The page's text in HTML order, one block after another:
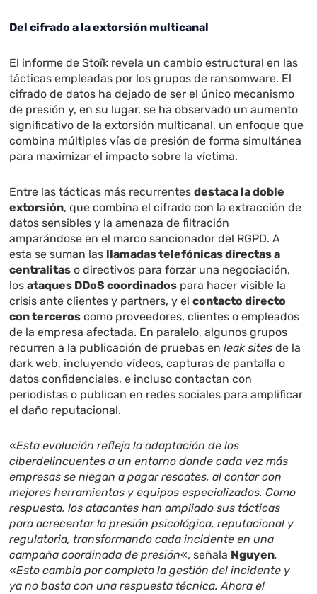
Del cifrado a la extorsión multicanal
El informe de Stoïk revela un cambio estructural en las
tácticas empleadas por los grupos de ransomware. El
cifrado de datos ha dejado de ser el único mecanismo
de presión y, en su lugar, se ha observado un aumento
significativo de la extorsión multicanal, un enfoque que
combina múltiples vías de presión de forma simultánea
para maximizar el impacto sobre la víctima.
Entre las tácticas más recurrentesdestaca la doble
extorsión, que combina el cifrado con la extracción de
datos sensibles y la amenaza de filtración
amparándose en el marco sancionador del RGPD. A
esta se suman las llamadas telefónicas directas a
centralitas o directivos para forzar una negociación,
losataques DDoS coordinados para hacer visible la
crisis ante clientes y partners, y elcontacto directo
con terceros como proveedores, clientes o empleados
de la empresa afectada. En paralelo, algunos grupos
recurren a la publicación de pruebas enleak sites de la
dark web, incluyendo vídeos, capturas de pantalla o
datos confidenciales, e incluso contactan con
periodistas o publican en redes sociales para amplificar
el daño reputacional.
«Esta evolución refleja la adaptación de los
ciberdelincuentes a un entorno donde cada vez más
empresas se niegan a pagar rescates, al contar con
mejores herramientas y equipos especializados. Como
respuesta, los atacantes han ampliado sus tácticas
para acrecentar la presión psicológica, reputacional y
regulatoria, transformando cada incidente en una
campaña coordinada de presión«, señala Nguyen.
«Esto cambia por completo la gestión del incidente y
ya no basta con una respuesta técnica. Ahora el